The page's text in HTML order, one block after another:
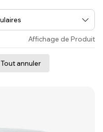
Affichage de Produit
Tout annuler